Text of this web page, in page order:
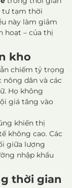
tư tạm thời
này làm giảm
hoạt – của thị
kho
chiếm tỷ trọng
nông dân và các
Họ không
giá tăng vào
khiến thị
không cao. Các
giữa lượng
nhập khẩu
thời gian